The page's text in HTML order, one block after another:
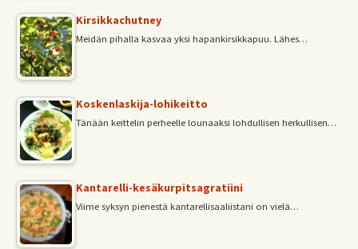
Kirsikkachutney
Meidän pihalla kasvaa yksi hapankirsikkapuu. Lähes…
Koskenlaskija-lohikeitto
Tänään keittelin perheelle lounaaksi lohdullisen herkullisen…
Kantarelli-kesäkurpitsagratiini
Viime syksyn pienestä kantarellisaaliistani on vielä…